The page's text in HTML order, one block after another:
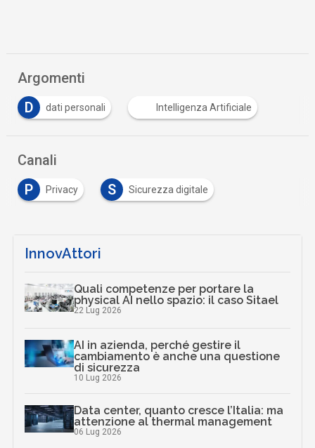
Argomenti
D
dati personali Intelligenza Artificiale
Canali
P
Privacy S Sicurezza digitale
InnovAttori
Quali competenze per portare la
physical AI nello spazio: il caso Sitael
22 Lug 2026
AI in azienda, perché gestire il
cambiamento è anche una questione
di sicurezza
10 Lug 2026
Data center, quanto cresce l’Italia: ma
attenzione al thermal management
06 Lug 2026